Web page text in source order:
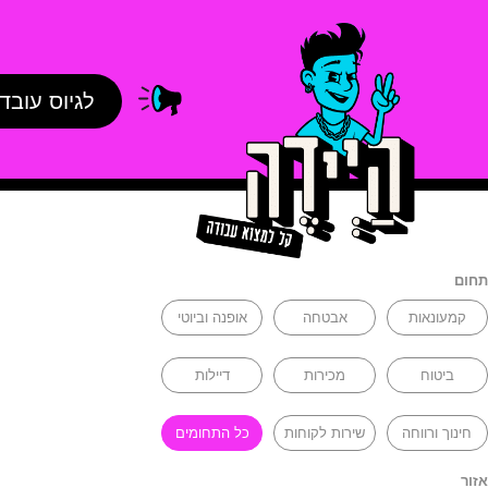
לגיוס
תחום
קמעונאות אבטחה אופנה וביוטי
ביטוח מכירות דיילות
חינוך ורווחה שירות לקוחות כל התחומים
אזור